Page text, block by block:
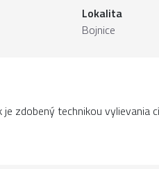
Lokalita
Bojnice
zdobený technikou vylievania